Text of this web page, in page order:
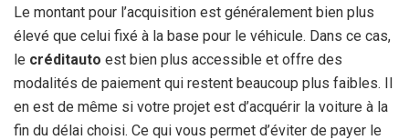
Le montant pour l’acquisition est généralement bien plus
élevé que celui fixé à la base pour le véhicule. Dans ce cas,
le créditauto est bien plus accessible et offre des
modalités de paiement qui restent beaucoup plus faibles. Il
en est de même si votre projet est d’acquérir la voiture à la
fin du délai choisi. Ce qui vous permet d’éviter de payer le